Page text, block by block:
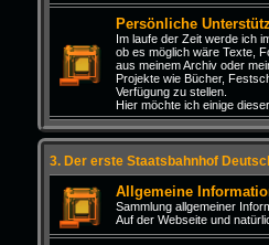
Persönliche
Im laufe der Zeit werde ich
ob es möglich wäre Texte,
aus meinem Archiv oder
Projekte wie Bücher,
Verfügung zu stellen.
Hier möchte ich einige
3. Der erste Staatsbahnhof
Allgemeine
Sammlung allgemeiner
Auf der Webseite und